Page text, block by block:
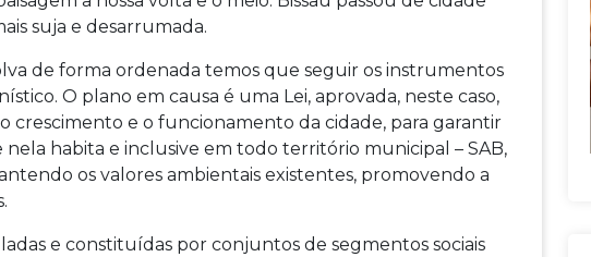
suja e desarrumada.
de forma ordenada temos que seguir os instrumentos
O plano em causa é uma Lei, aprovada, neste caso,
crescimento e o funcionamento da cidade, para garantir
habita e inclusive em todo território municipal – SAB,
os valores ambientais existentes, promovendo a
e constituídas por conjuntos de segmentos sociais